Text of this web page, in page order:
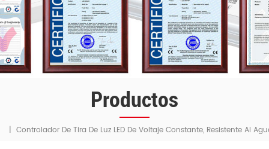
Productos
| Controlador De Tira De Luz LED De Voltaje Constante, Resistente Al